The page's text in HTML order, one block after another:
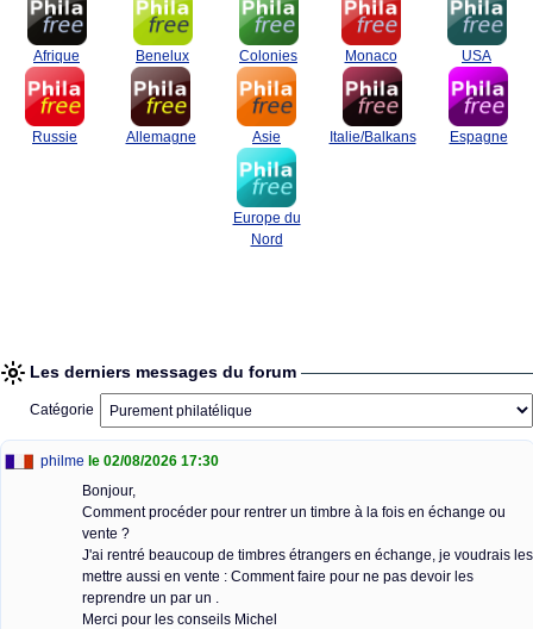
Afrique Benelux Colonies Monaco USA
Russie Allemagne Asie Italie/Balkans Espagne
Europe du
Nord
Les derniers messages du forum
Catégorie
philme le 02/08/2026 17:30
Bonjour,
Comment procéder pour rentrer un timbre à la fois en échange ou
vente ?
J'ai rentré beaucoup de timbres étrangers en échange, je voudrais les
mettre aussi en vente : Comment faire pour ne pas devoir les
reprendre un par un .
Merci pour les conseils Michel